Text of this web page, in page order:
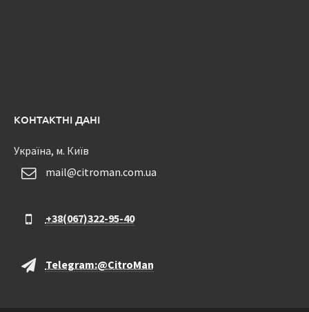
КОНТАКТНІ ДАНІ
Україна, м. Київ
mail@citroman.com.ua
+38(067)322-95-40
Telegram:@CitroMan